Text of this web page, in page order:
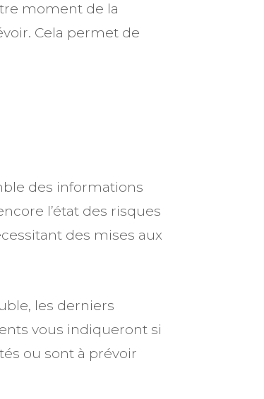
moment de la
Cela permet de
des informations
l’état des risques
des mises aux
les derniers
vous indiqueront si
ou sont à prévoir